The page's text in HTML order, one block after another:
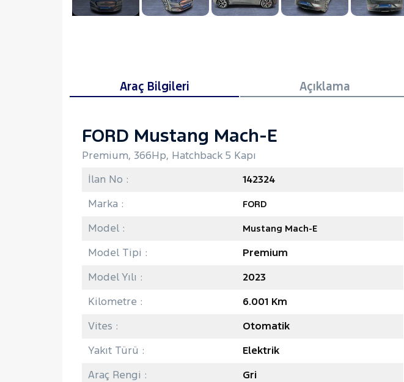
Araç Bilgileri Açıklama
FORD Mustang Mach-E
Premium, 366Hp, Hatchback 5 Kapı
İlan No :
142324
Marka :
FORD
Model : Mustang Mach-E
Model Tipi :
Premium
Model Yılı :
2023
Kilometre :
6.001 Km
Vites :
Otomatik
Yakıt Türü :
Elektrik
Araç Rengi :
Gri